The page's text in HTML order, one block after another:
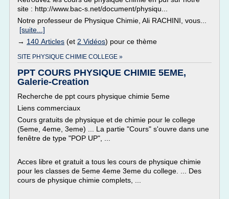
site : http://www.bac-s.net/document/physiqu...
Notre professeur de Physique Chimie, Ali RACHINI, vous...
[suite...]
→ 140 Articles (et 2 Vidéos) pour ce thème
SITE PHYSIQUE CHIMIE COLLEGE »
PPT COURS PHYSIQUE CHIMIE 5EME,
Galerie-Creation
Recherche de ppt cours physique chimie 5eme
Liens commerciaux
Cours gratuits de physique et de chimie pour le college
(5eme, 4eme, 3eme) ... La partie "Cours" s'ouvre dans une
fenêtre de type "POP UP", ...
Acces libre et gratuit a tous les cours de physique chimie
pour les classes de 5eme 4eme 3eme du college. ... Des
cours de physique chimie complets, ...